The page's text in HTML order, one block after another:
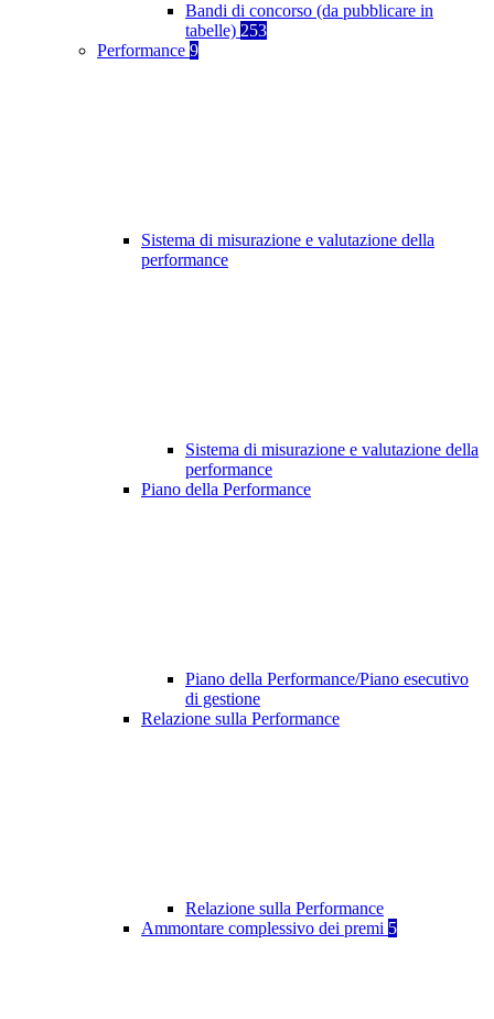
Bandi di concorso (da pubblicare in
tabelle) 253
Performance 9
Sistema di misurazione e valutazione della
performance
Sistema di misurazione e valutazione della
performance
Piano della Performance
Piano della Performance/Piano esecutivo
di gestione
Relazione sulla Performance
Relazione sulla Performance
Ammontare complessivo dei premi 5